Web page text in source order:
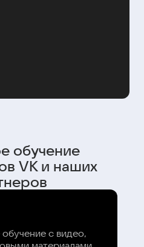
обучение
VK и наших
с видео,